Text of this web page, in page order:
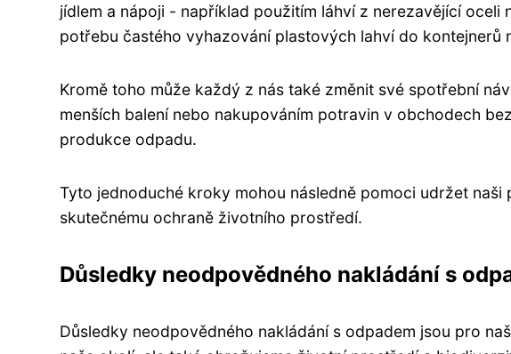
jídlem a nápoji - například použitím láhví z nerezavějící oceli
potřebu častého vyhazování plastových lahví do kontejnerů
Kromě toho může každý z nás také změnit své spotřební
menších balení nebo nakupováním potravin v obchodech
produkce odpadu.
Tyto jednoduché kroky mohou následně pomoci udržet
skutečnému ochraně životního prostředí.
Důsledky neodpovědného nakládání s
Důsledky neodpovědného nakládání s odpadem jsou pro